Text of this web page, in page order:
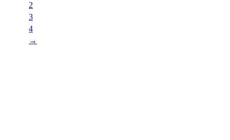
2
3
4
→